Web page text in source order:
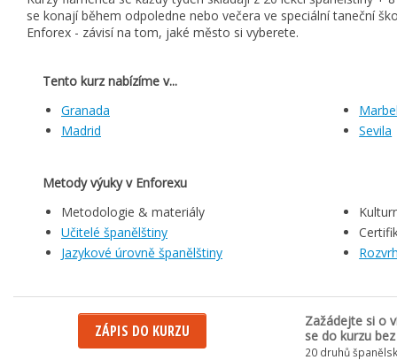
se konají během odpoledne nebo večera ve speciální taneční
Enforex - závisí na tom, jaké město si vyberete.
Tento kurz nabízíme v...
Granada
Madrid
Sevila
Metody výuky v Enforexu
Metodologie & materiály
Učitelé španělštiny
Jazykové úrovně španělštiny
ZÁPIS DO KURZU
Zažádejte si o
se do kurzu
20 druhů